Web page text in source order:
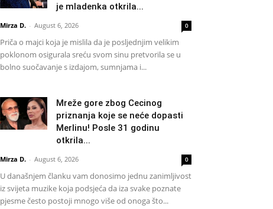
je mladenka otkrila...
Mirza D. - August 6, 2026 0
Priča o majci koja je mislila da je posljednjim velikim
poklonom osigurala sreću svom sinu pretvorila se u
bolno suočavanje s izdajom, sumnjama i...
Mreže gore zbog Cecinog
priznanja koje se neće dopasti
Merlinu! Posle 31 godinu
otkrila...
Mirza D. - August 6, 2026 0
U današnjem članku vam donosimo jednu zanimljivost
iz svijeta muzike koja podsjeća da iza svake poznate
pjesme često postoji mnogo više od onoga što...